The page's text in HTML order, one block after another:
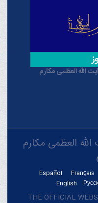
الله العظمی مکارم
العظمی مکارم
Français
Español
English
THE OFFICIAL